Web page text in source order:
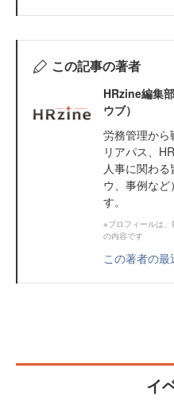
この記事の著者
HRzine編集
ウブ）
労務管理から
リアパス、
人事に関わ
ウ、事例など
す。
※プロフィールは
の内容です
この著者の
イ